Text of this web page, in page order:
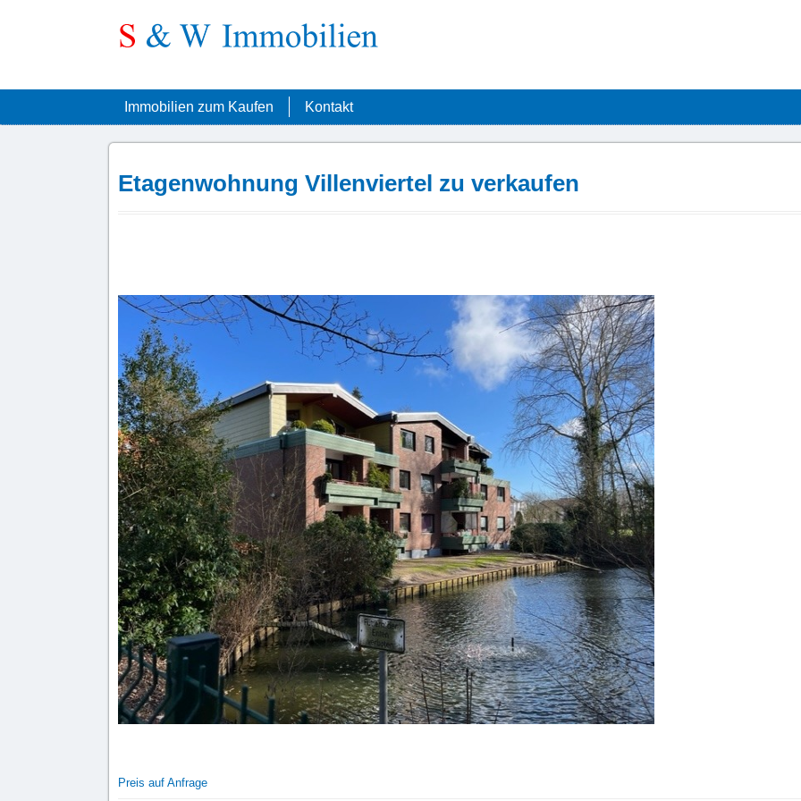
Immobilien zum Kaufen Kontakt
Etagenwohnung Villenviertel zu verkaufen
Preis auf Anfrage